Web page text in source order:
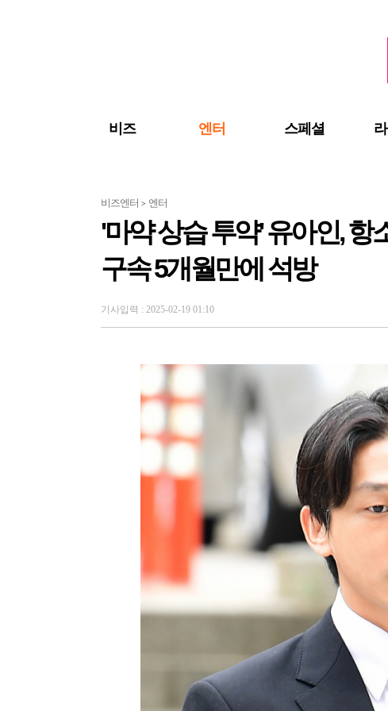
비즈 엔터 스페셜
비즈엔터 > 엔터
'마약 상습 투약' 유아인,
구속 5개월만에 석방
기사입력 : 2025-02-19 01:10